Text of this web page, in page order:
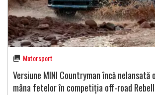
Motorsport
Versiune MINI Countryman încă nelansată
mâna fetelor în competiția off-road